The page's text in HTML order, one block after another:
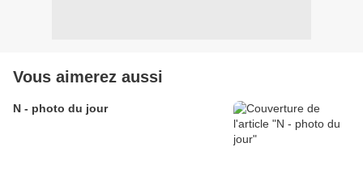
Vous aimerez aussi
N - photo du jour